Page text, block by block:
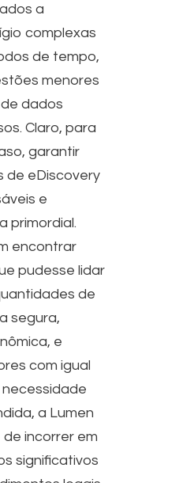
a
complexas
de tempo,
menores
dados
Claro, para
garantir
de eDiscovery
e
primordial.
encontrar
pudesse lidar
de
segura,
e
com igual
necessidade
a Lumen
incorrer em
significativos